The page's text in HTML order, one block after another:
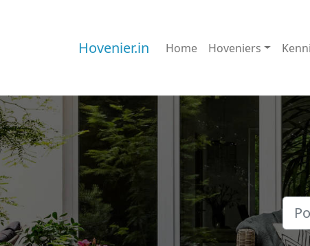
Hovenier.in Home Hoveniers